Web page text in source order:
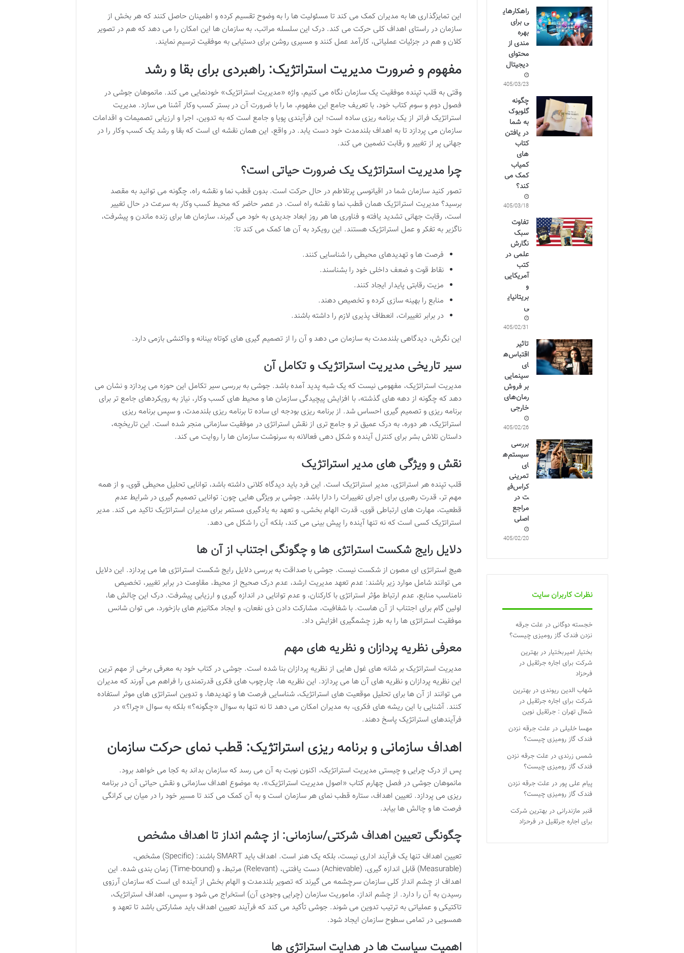
این تمایزگذاری ها به مدیران کمک می کند تا مسئولیت ها را به وضوح تقسیم کرده و اطمینان حاصل کنند که هر بخش از
سازمان در راستای اهداف کلی حرکت می کند. درک این سلسله مراتب، به سازمان ها این امکان را می دهد که هم در تصویر
کلان و هم در جزئیات عملیاتی، کارآمد عمل کنند و مسیری روشن برای دستیابی به موفقیت ترسیم نمایند.
مفهوم و ضرورت مدیریت استراتژیک: راهبردی برای بقا و رشد
وقتی به قلب تپنده موفقیت یک سازمان نگاه می کنیم، واژه «مدیریت استراتژیک» خودنمایی می کند. مانموهان جوشی در
فصول دوم و سوم کتاب خود، با تعریف جامع این مفهوم، ما را با ضرورت آن در بستر کسب وکار آشنا می سازد. مدیریت
استراتژیک فراتر از یک برنامه ریزی ساده است؛ این فرآیندی پویا و جامع است که به تدوین، اجرا و ارزیابی تصمیمات و اقدامات
سازمان می پردازد تا به اهداف بلندمدت خود دست یابد. در واقع، این همان نقشه ای است که بقا و رشد یک کسب وکار را در
جهانی پر از تغییر و رقابت تضمین می کند.
چرا مدیریت استراتژیک یک ضرورت حیاتی است؟
تصور کنید سازمان شما در اقیانوسی پرتلاطم در حال حرکت است. بدون قطب نما و نقشه راه، چگونه می توانید به مقصد
برسید؟ مدیریت استراتژیک همان قطب نما و نقشه راه است. در عصر حاضر که محیط کسب وکار به سرعت در حال تغییر
است، رقابت جهانی تشدید یافته و فناوری ها هر روز ابعاد جدیدی به خود می گیرند، سازمان ها برای زنده ماندن و پیشرفت،
ناگزیر به تفکر و عمل استراتژیک هستند. این رویکرد به آن ها کمک می کند تا:
فرصت ها و تهدیدهای محیطی را شناسایی کنند.
نقاط قوت و ضعف داخلی خود را بشناسند.
مزیت رقابتی پایدار ایجاد کنند.
منابع را بهینه سازی کرده و تخصیص دهند.
در برابر تغییرات، انعطاف پذیری لازم را داشته باشند.
این نگرش، دیدگاهی بلندمدت به سازمان می دهد و آن را از تصمیم گیری های کوتاه بینانه و واکنشی بازمی دارد.
سیر تاریخی مدیریت استراتژیک و تکامل آن
مدیریت استراتژیک، مفهومی نیست که یک شبه پدید آمده باشد. جوشی به بررسی سیر تکامل این حوزه می پردازد و نشان می
دهد که چگونه از دهه های گذشته، با افزایش پیچیدگی سازمان ها و محیط های کسب وکار، نیاز به رویکردهای جامع تر برای
برنامه ریزی و تصمیم گیری احساس شد. از برنامه ریزی بودجه ای ساده تا برنامه ریزی بلندمدت، و سپس برنامه ریزی
استراتژیک، هر دوره، به درک عمیق تر و جامع تری از نقش استراتژی در موفقیت سازمانی منجر شده است. این تاریخچه،
داستان تلاش بشر برای کنترل آینده و شکل دهی فعالانه به سرنوشت سازمان ها را روایت می کند.
نقش و ویژگی های مدیر استراتژیک
قلب تپنده هر استراتژی، مدیر استراتژیک است. این فرد باید دیدگاه کلانی داشته باشد، توانایی تحلیل محیطی قوی، و از همه
مهم تر، قدرت رهبری برای اجرای تغییرات را دارا باشد. جوشی بر ویژگی هایی چون: توانایی تصمیم گیری در شرایط عدم
قطعیت، مهارت های ارتباطی قوی، قدرت الهام بخشی، و تعهد به یادگیری مستمر برای مدیران استراتژیک تاکید می کند. مدیر
استراتژیک کسی است که نه تنها آینده را پیش بینی می کند، بلکه آن را شکل می دهد.
دلایل رایج شکست استراتژی ها و چگونگی اجتناب از آن ها
هیچ استراتژی ای مصون از شکست نیست. جوشی با صداقت به بررسی دلایل رایج شکست استراتژی ها می پردازد. این دلایل
می توانند شامل موارد زیر باشند: عدم تعهد مدیریت ارشد، عدم درک صحیح از محیط، مقاومت در برابر تغییر، تخصیص
نامناسب منابع، عدم ارتباط مؤثر استراتژی با کارکنان، و عدم توانایی در اندازه گیری و ارزیابی پیشرفت. درک این چالش ها،
اولین گام برای اجتناب از آن هاست. با شفافیت، مشارکت دادن ذی نفعان، و ایجاد مکانیزم های بازخورد، می توان شانس
موفقیت استراتژی ها را به طرز چشمگیری افزایش داد.
معرفی نظریه پردازان و نظریه های مهم
مدیریت استراتژیک بر شانه های غول هایی از نظریه پردازان بنا شده است. جوشی در کتاب خود به معرفی برخی از مهم ترین
این نظریه پردازان و نظریه های آن ها می پردازد. این نظریه ها، چارچوب های فکری قدرتمندی را فراهم می آورند که مدیران
می توانند از آن ها برای تحلیل موقعیت های استراتژیک، شناسایی فرصت ها و تهدیدها، و تدوین استراتژی های موثر استفاده
کنند. آشنایی با این ریشه های فکری، به مدیران امکان می دهد تا نه تنها به سوال «چگونه؟» بلکه به سوال «چرا؟» در
فرآیندهای استراتژیک پاسخ دهند.
اهداف سازمانی و برنامه ریزی استراتژیک: قطب نمای حرکت سازمان
پس از درک چرایی و چیستی مدیریت استراتژیک، اکنون نوبت به آن می رسد که سازمان بداند به کجا می خواهد برود.
مانموهان جوشی در فصل چهارم کتاب «اصول مدیریت استراتژیک»، به موضوع اهداف سازمانی و نقش حیاتی آن در برنامه
ریزی می پردازد. تعیین اهداف، ستاره قطب نمای هر سازمان است و به آن کمک می کند تا مسیر خود را در میان بی کرانگی
فرصت ها و چالش ها بیابد.
چگونگی تعیین اهداف شرکتی/سازمانی: از چشم انداز تا اهداف مشخص
تعیین اهداف تنها یک فرآیند اداری نیست، بلکه یک هنر است. اهداف باید SMART باشند: (Specific) مشخص،
(Measurable) قابل اندازه گیری، (Achievable) دست یافتنی، (Relevant) مرتبط، و (Time-bound) زمان بندی شده. این
اهداف از چشم انداز کلی سازمان سرچشمه می گیرند که تصویر بلندمدت و الهام بخش از آینده ای است که سازمان آرزوی
رسیدن به آن را دارد. از چشم انداز، ماموریت سازمان (چرایی وجودی آن) استخراج می شود و سپس، اهداف استراتژیک،
تاکتیکی و عملیاتی به ترتیب تدوین می شوند. جوشی تأکید می کند که فرآیند تعیین اهداف باید مشارکتی باشد تا تعهد و
همسویی در تمامی سطوح سازمان ایجاد شود.
اهمیت سیاست ها در هدایت استراتژی ها
راهکارهای
ی برای
بهره
مندی از
محتوای
دیجیتال
1405/03/23
چگونه
گلوبوک
به شما
در یافتن
کتاب
های
کمیاب
کمک می
کند؟
1405/03/18
تفاوت
سبک
نگارش
علمی در
کتب
آمریکایی
و
بریتانیای
ی
1405/02/31
تاثیر
اقتباس‌ه
ای
سینمایی
بر فروش
رمان‌های
خارجی
1405/02/26
بررسی
سیستم‌ه
ای
تمرینی
کراس‌فی
ت در
مراجع
اصلی
1405/02/20
نظرات کاربران سایت
خجسته دوگانی در علت جرقه
نزدن فندک گاز رومیزی چیست؟
بختیار امیربختیار در بهترین
شرکت برای اجاره جرثقیل در
فرحزاد
شهاب الدین ریوندی در بهترین
شرکت برای اجاره جرثقیل در
شمال تهران : جرثقیل نوین
مهسا خلیلی در علت جرقه نزدن
فندک گاز رومیزی چیست؟
شمس زرندی در علت جرقه نزدن
فندک گاز رومیزی چیست؟
پیام علی پور در علت جرقه نزدن
فندک گاز رومیزی چیست؟
قنبر مازندرانی در بهترین شرکت
برای اجاره جرثقیل در فرحزاد